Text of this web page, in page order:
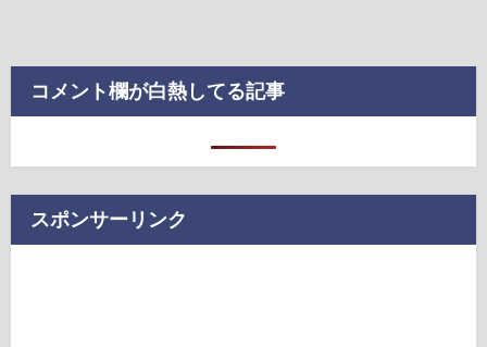
コメント欄が白熱してる記事
スポンサーリンク